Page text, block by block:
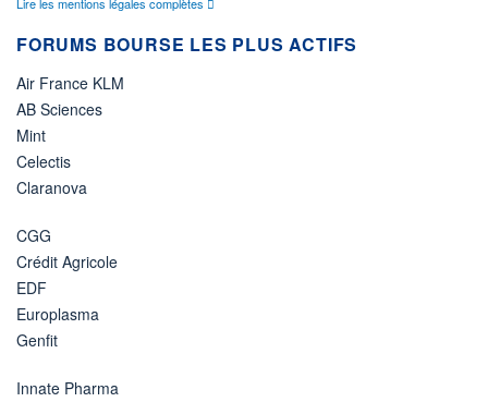
FORUMS BOURSE LES PLUS ACTIFS
Air France KLM
AB Sciences
Mint
Celectis
Claranova
CGG
Crédit Agricole
EDF
Europlasma
Genfit
Innate Pharma